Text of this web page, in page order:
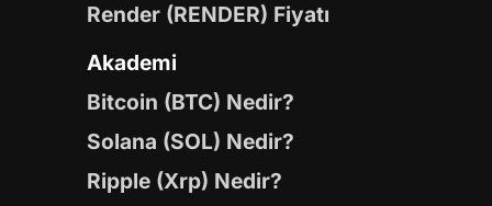
Render (RENDER) Fiyatı
Akademi
Bitcoin (BTC) Nedir?
Solana (SOL) Nedir?
Ripple (Xrp) Nedir?